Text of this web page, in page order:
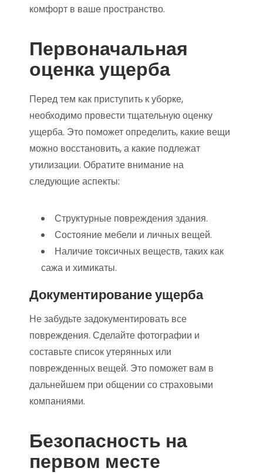
комфорт в ваше пространство.
Первоначальная
оценка ущерба
Перед тем как приступить к уборке,
необходимо провести тщательную оценку
ущерба. Это поможет определить, какие вещи
можно восстановить, а какие подлежат
утилизации. Обратите внимание на
следующие аспекты:
Структурные повреждения здания.
Состояние мебели и личных вещей.
Наличие токсичных веществ, таких как
сажа и химикаты.
Документирование ущерба
Не забудьте задокументировать все
повреждения. Сделайте фотографии и
составьте список утерянных или
поврежденных вещей. Это поможет вам в
дальнейшем при общении со страховыми
компаниями.
Безопасность на
первом месте